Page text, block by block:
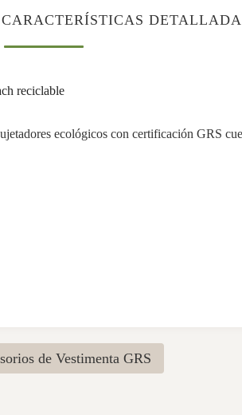
reciclable
ecológicos con certificación GRS
de Vestimenta GRS